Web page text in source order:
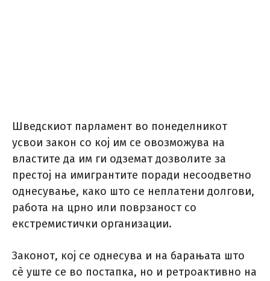
Шведскиот парламент во понеделникот
усвои закон со кој им се овозможува на
властите да им ги одземат дозволите за
престој на имигрантите поради несоодветно
однесување, како што се неплатени долгови,
работа на црно или поврзаност со
екстремистички организации.
Законот, кој се однесува и на барањата што
сѐ уште се во постапка, но и ретроактивно на